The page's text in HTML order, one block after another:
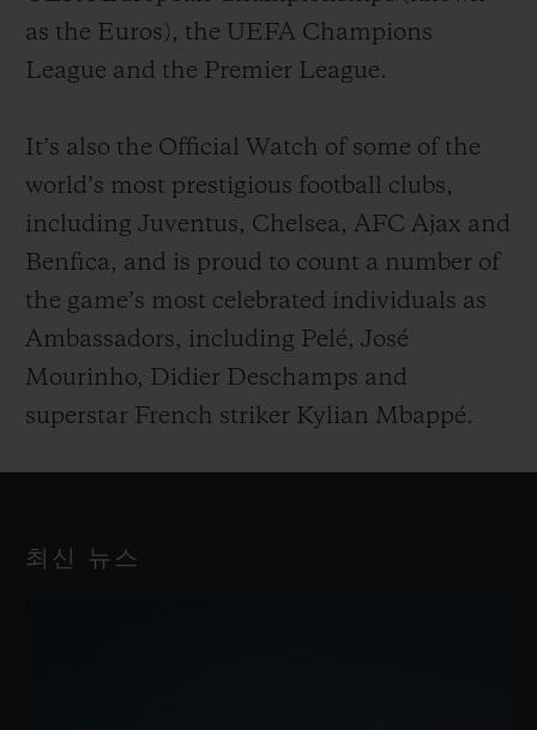
as the Euros), the UEFA Champions
League and the Premier League.
It’s also the Official Watch of some of the
world’s most prestigious football clubs,
including Juventus, Chelsea, AFC Ajax and
Benfica, and is proud to count a number of
the game’s most celebrated individuals as
Ambassadors, including Pelé, José
Mourinho, Didier Deschamps and
superstar French striker Kylian Mbappé.
최신 뉴스